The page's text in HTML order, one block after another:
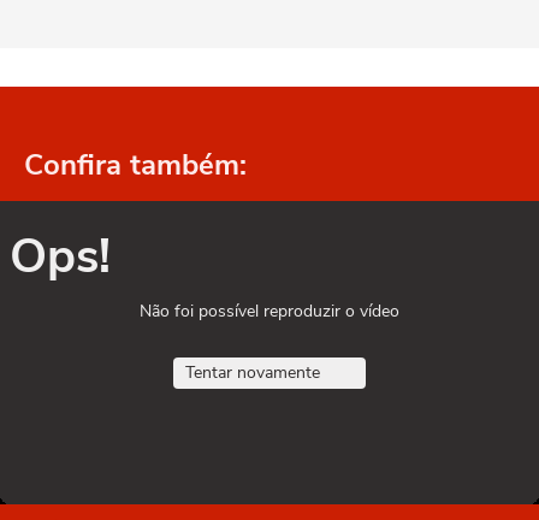
Confira também:
Ops!
Não foi possível reproduzir o vídeo
Tentar novamente